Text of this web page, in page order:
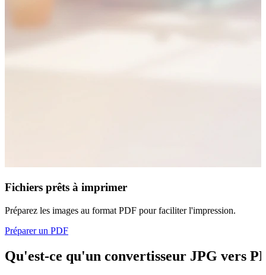
Fichiers prêts à imprimer
Préparez les images au format PDF pour faciliter l'impression.
Préparer un PDF
Qu'est-ce qu'un convertisseur JPG vers